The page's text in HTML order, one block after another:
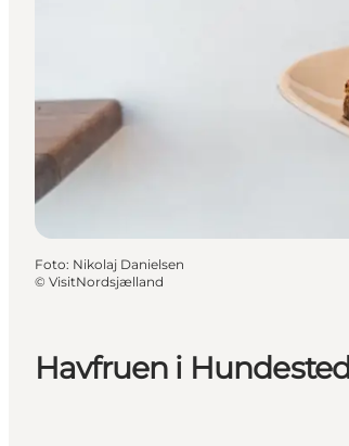
Havfruen i
Foto: Nikolaj Danielsen
© VisitNordsjælland